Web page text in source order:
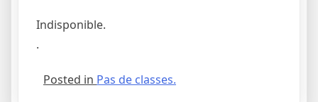
Indisponible.
.
Posted in Pas de classes.